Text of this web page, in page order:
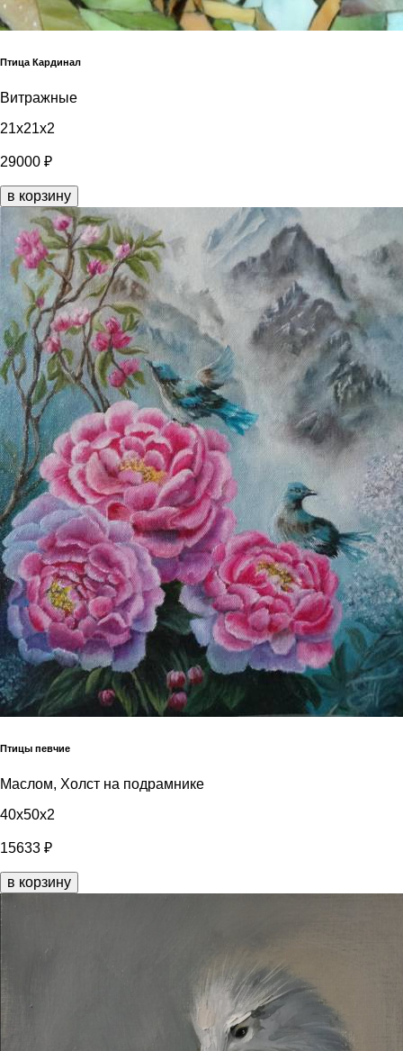
Птица Кардинал
Витражные
21x21x2
29000 ₽
в корзину
Птицы певчие
Маслом, Холст на подрамнике
40x50x2
15633 ₽
в корзину